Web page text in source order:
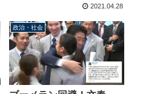
2021.04.28
政治・社会